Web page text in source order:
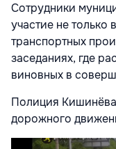
Сотрудники
участие не
транспортных
заседаниях, где
виновных в
Полиция Кишинёва
дорожного